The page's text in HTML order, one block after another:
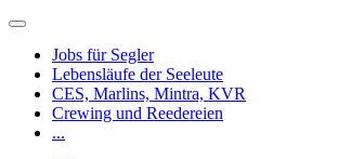
Jobs für Segler
Lebensläufe der Seeleute
CES, Marlins, Mintra, KVR
Crewing und Reedereien
...